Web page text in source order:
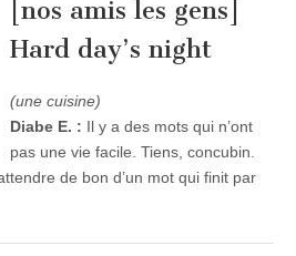
[nos amis les gens]
Hard day’s night
(une cuisine)
Diabe E. : Il y a des mots qui n’ont
pas une vie facile. Tiens, concubin.
de bon d’un mot qui finit par